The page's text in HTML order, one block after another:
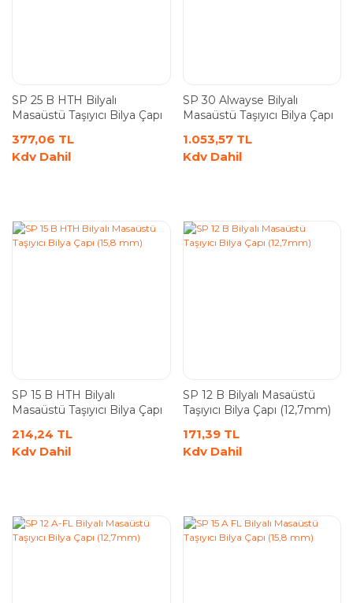
SP 25 B HTH Bilyalı
Masaüstü Taşıyıcı Bilya Çapı
377,06 TL
Kdv Dahil
SP 30 Alwayse Bilyalı
Masaüstü Taşıyıcı Bilya Çapı
1.053,57 TL
Kdv Dahil
SP 15 B HTH Bilyalı
Masaüstü Taşıyıcı Bilya Çapı
214,24 TL
Kdv Dahil
SP 12 B Bilyalı Masaüstü
Taşıyıcı Bilya Çapı (12,7mm)
171,39 TL
Kdv Dahil